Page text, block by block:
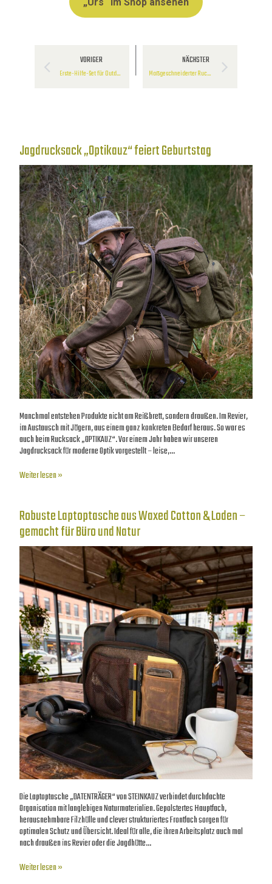
VORIGER
Erste-Hilfe-Set für Outdoorfans
NÄCHSTER
Maßgeschneiderter Rucksack „Optikauz“ für die moderne Jagdtechnik
Jagdrucksack „Optikauz“ feiert Geburtstag
Manchmal entstehen Produkte nicht am Reißbrett, sondern draußen. Im Revier,
im Austausch mit Jägern, aus einem ganz konkreten Bedarf heraus. So war es
auch beim Rucksack „OPTIKAUZ“. Vor einem Jahr haben wir unseren
Jagdrucksack für moderne Optik vorgestellt – leise,…
Weiter lesen »
Robuste Laptoptasche aus Waxed Cotton & Loden –
gemacht für Büro und Natur
Die Laptoptasche „DATENTRÄGER“ von STEINKAUZ verbindet durchdachte
Organisation mit langlebigen Naturmaterialien. Gepolstertes Hauptfach,
herausnehmbare Filzhülle und clever strukturiertes Frontfach sorgen für
optimalen Schutz und Übersicht. Ideal für alle, die ihren Arbeitsplatz auch mal
nach draußen ins Revier oder die Jagdhütte…
Weiter lesen »